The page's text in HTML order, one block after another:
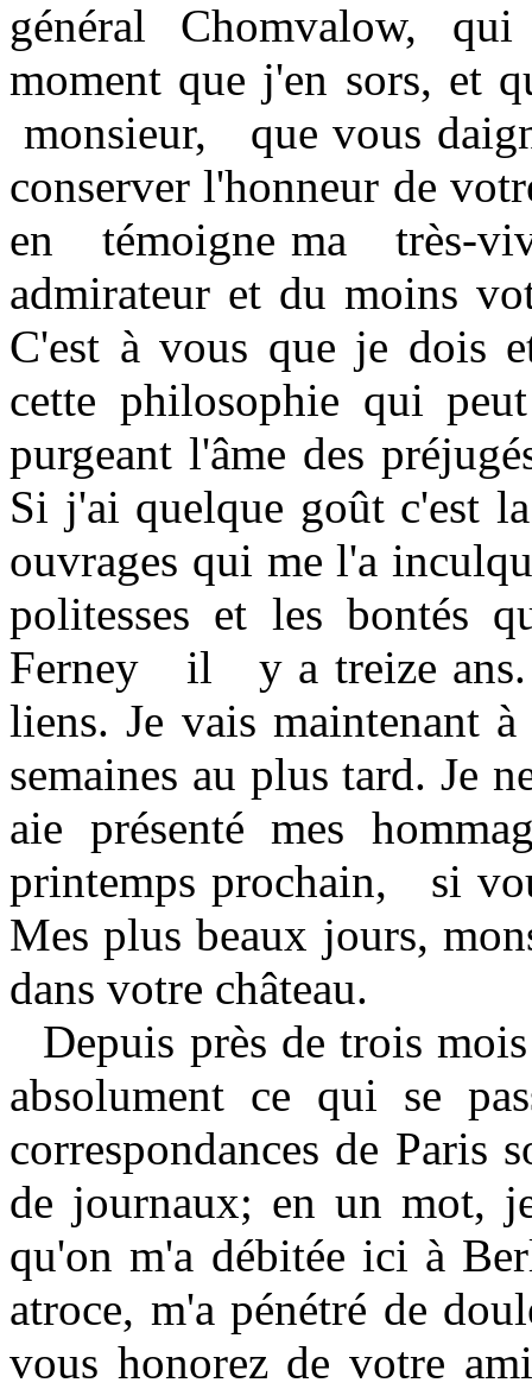
général Chomvalow,
moment que j'en sors, et
monsieur,
que vous
conserver l'honneur de
en
témoigne ma
très-
admirateur et du moins
C'est à vous que je dois
cette philosophie qui
purgeant l'âme des
Si j'ai quelque goût c'est
ouvrages qui me l'a
politesses et les bontés
Ferney
il
y a treize
liens. Je vais maintenant
semaines au plus tard. Je
aie présenté mes
printemps prochain,
si
Mes plus beaux jours,
dans votre château.
Depuis près de trois
absolument ce qui se
correspondances de Paris
de journaux; en un mot,
qu'on m'a débitée ici à
atroce, m'a pénétré de
vous honorez de votre